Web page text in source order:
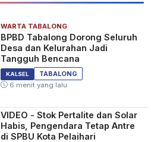
WARTA TABALONG
BPBD Tabalong Dorong Seluruh
Desa dan Kelurahan Jadi
Tangguh Bencana
KALSEL
TABALONG
6 menit yang lalu
VIDEO - Stok Pertalite dan Solar
Habis, Pengendara Tetap Antre
di SPBU Kota Pelaihari